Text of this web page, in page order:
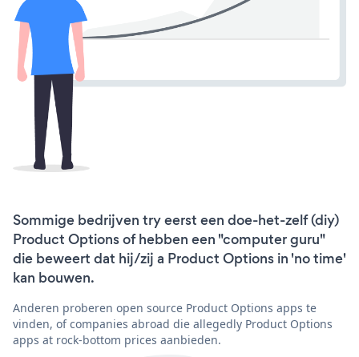
Sommige bedrijven try eerst een doe-het-zelf (diy)
Product Options of hebben een "computer guru"
die beweert dat hij/zij a Product Options in 'no time'
kan bouwen.
Anderen proberen open source Product Options apps te
vinden, of companies abroad die allegedly Product Options
apps at rock-bottom prices aanbieden.